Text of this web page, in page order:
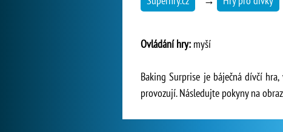
Ovládání hry: myší
Baking Surprise je báječná dívčí
provozují. Následujte pokyny na